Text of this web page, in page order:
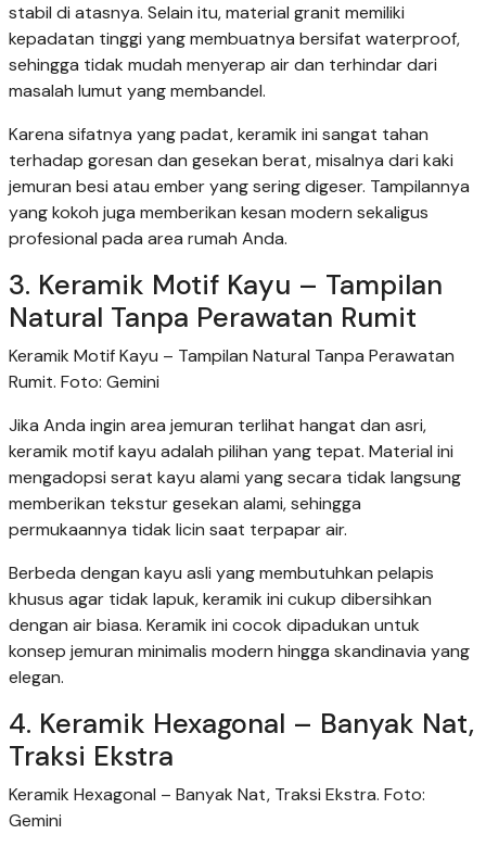
stabil di atasnya. Selain itu, material granit memiliki
kepadatan tinggi yang membuatnya bersifat waterproof,
sehingga tidak mudah menyerap air dan terhindar dari
masalah lumut yang membandel.
Karena sifatnya yang padat, keramik ini sangat tahan
terhadap goresan dan gesekan berat, misalnya dari kaki
jemuran besi atau ember yang sering digeser. Tampilannya
yang kokoh juga memberikan kesan modern sekaligus
profesional pada area rumah Anda.
3. Keramik Motif Kayu – Tampilan
Natural Tanpa Perawatan Rumit
Keramik Motif Kayu – Tampilan Natural Tanpa Perawatan
Rumit. Foto: Gemini
Jika Anda ingin area jemuran terlihat hangat dan asri,
keramik motif kayu adalah pilihan yang tepat. Material ini
mengadopsi serat kayu alami yang secara tidak langsung
memberikan tekstur gesekan alami, sehingga
permukaannya tidak licin saat terpapar air.
Berbeda dengan kayu asli yang membutuhkan pelapis
khusus agar tidak lapuk, keramik ini cukup dibersihkan
dengan air biasa. Keramik ini cocok dipadukan untuk
konsep jemuran minimalis modern hingga skandinavia yang
elegan.
4. Keramik Hexagonal – Banyak Nat,
Traksi Ekstra
Keramik Hexagonal – Banyak Nat, Traksi Ekstra. Foto:
Gemini